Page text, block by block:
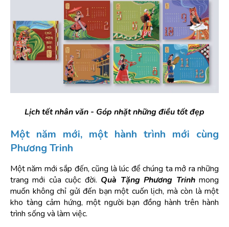
Lịch tết nhân văn - Góp nhặt những điều tốt đẹp
Một năm mới, một hành trình mới cùng
Phương Trinh
Một năm mới sắp đến, cũng là lúc để chúng ta mở ra những
trang mới của cuộc đời. Quà Tặng Phương Trinh mong
muốn không chỉ gửi đến bạn một cuốn lịch, mà còn là một
kho tàng cảm hứng, một người bạn đồng hành trên hành
trình sống và làm việc.